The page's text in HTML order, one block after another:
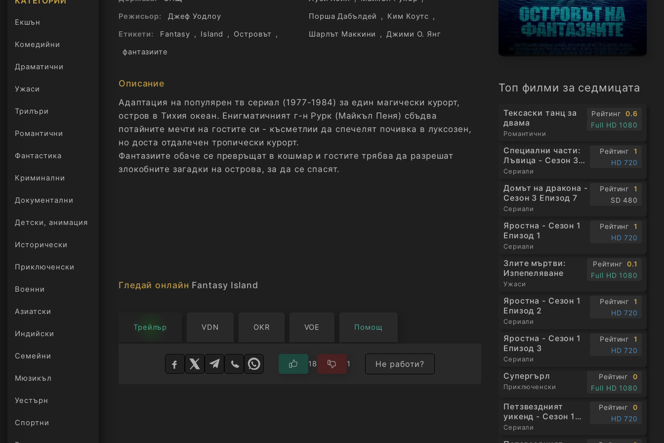
Екшън
Комедийни
Драматични
Ужаси
Трилъри
онлайн
Романтични
Фантастика
Криминални
Документални
Детски, анимация
Исторически
Приключенски
Военни
Азиатски
Индийски
Семейни
Мюзикъл
Уестърн
Спортни
Топ филми за седмицата
Тексаски танц за
двама
Романтични
Рейтинг
0.6
Full HD 1080
Специални части:
Лъвица - Сезон 3
Епизод 1
Сериали
Рейтинг
1
HD 720
Домът на дракона -
Сезон 3 Епизод 7
Сериали
Рейтинг
1
SD 480
Яростна - Сезон 1
Епизод 1
Сериали
Рейтинг
1
HD 720
Злите мъртви:
Изпепеляване
Ужаси
Рейтинг
0.1
Full HD 1080
Яростна - Сезон 1
Епизод 2
Сериали
Рейтинг
1
HD 720
Яростна - Сезон 1
Епизод 3
Сериали
Рейтинг
1
HD 720
Супергърл
Приключенски
Рейтинг
0
Full HD 1080
Петзвездният
уикенд - Сезон 1
Епизод 1
Сериали
Рейтинг
0
HD 720
Режисьор:
Джеф Уодлоу
Етикети:
Fantasy , Island , Островът ,
фантазиите
Порша Дабълдей
, Ким Коутс ,
Шарлът Маккини
, Джими О. Янг
Описание
Адаптация на популярен тв сериал (1977-1984) за един магически курорт,
остров в Тихия океан. Енигматичният г-н Рурк (Майкъл Пеня) сбъдва
потайните мечти на гостите си - късметлии да спечелят почивка в луксозен,
но доста отдалечен тропически курорт.
Фантазиите обаче се превръщат в кошмар и гостите трябва да разрешат
злокобните загадки на острова, за да се спасят.
Гледай онлайн Fantasy Island
Трейлър VDN OKR VOE Помощ
18 1 Не работи?